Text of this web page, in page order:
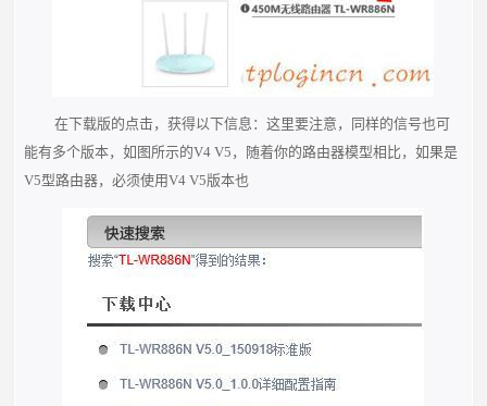
在下载版的点击，获得以下信息：这里要注意，同样的信号也可
能有多个版本，如图所示的V4 V5，随着你的路由器模型相比，如果是
V5型路由器，必须使用V4 V5版本也